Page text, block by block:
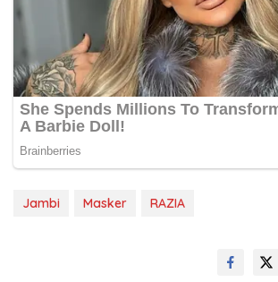
Jambi Masker RAZIA